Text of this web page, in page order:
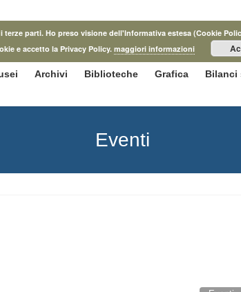
Archivi Biblioteche Grafica Bilanci
Eventi
parti. Ho preso visione dell'Informativa estesa (Cookie
e accetto la Privacy Policy.maggiori informazioni